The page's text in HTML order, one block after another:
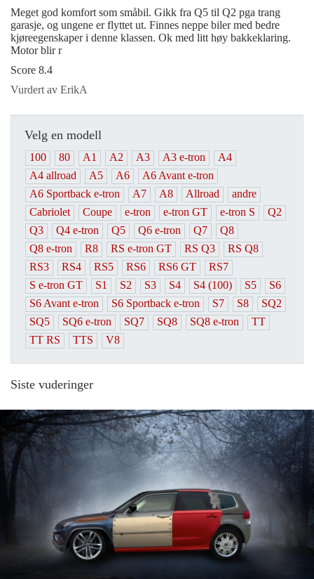
Meget god komfort som småbil. Gikk fra Q5 til Q2 pga trang
garasje, og ungene er flyttet ut. Finnes neppe biler med bedre
kjøreegenskaper i denne klassen. Ok med litt høy bakkeklaring.
Motor blir r
Score 8.4
Vurdert av ErikA
Velg en modell
100 80 A1 A2 A3 A3 e-tron
A4
A4 allroad
A5 A6
A6 Avant e-tron
A6 Sportback e-tron
A7 A8 Allroad
andre
Cabriolet
Coupe e-tron e-tron GT e-tron S
Q2
Q3
Q4 e-tron Q5 Q6 e-tron Q7
Q8
Q8 e-tron
R8 RS e-tron GT RS Q3
RS Q8
RS3
RS4 RS5 RS6 RS6 GT
RS7
S e-tron GT
S1 S2 S3 S4 S4 (100) S5
S6
S6 Avant e-tron
S6 Sportback e-tron S7 S8
SQ2
SQ5
SQ6 e-tron SQ7 SQ8 SQ8 e-tron
TT
TT RS
TTS V8
Siste vuderinger